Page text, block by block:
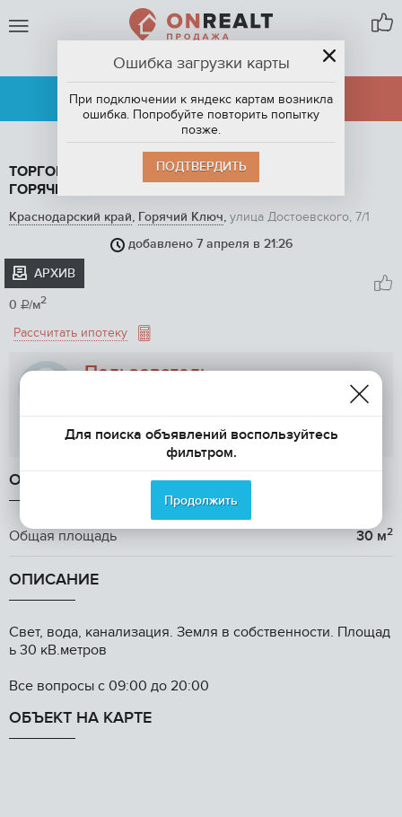
ГОРЯЧИЙ КЛЮЧ
АРЕНДА
ПРОДАЖА
ТОРГОВАЯ ПЛОЩАДЬ, 30 М2, НА ПРОДАЖУ В
ГОРЯЧЕМ КЛЮЧЕ, УЛИЦА ДОСТОЕВСКОГО, 7/1
Краснодарский край, Горячий Ключ, улица Достоевского, 7/1
добавлено 7 апреля в 21:26
АРХИВ
1 / 2
10 
0 /м2
Рассчитать ипотеку
Пользователь
Показать телефон
ОБЩАЯ ИНФОРМАЦИЯ
Общая площадь 30 м2
ОПИСАНИЕ
Свет, вода, канализация. Земля в собственности. Площад
ь 30 кВ.метров
Все вопросы с 09:00 до 20:00
ОБЪЕКТ НА КАРТЕ
Ошибка загрузки карты
При подключении к яндекс картам возникла
ошибка. Попробуйте повторить попытку
позже.
ПОДТВЕРДИТЬ
Для поиска объявлений воспользуйтесь
фильтром.
Продолжить